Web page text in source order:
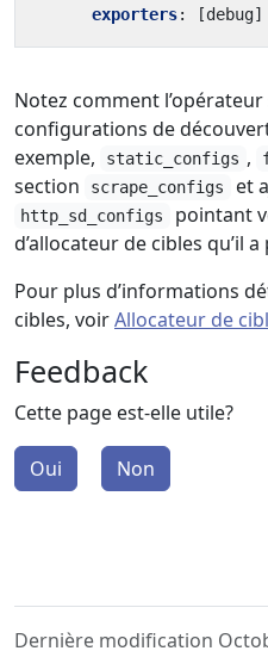
exporters: [debug]
Notez comment
configurations de
exemple,
static_configs ,
section
scrape_configs et
http_sd_configs
pointant
d’allocateur de cibles qu’il
Pour plus d’informations
cibles, voirAllocateur de
Feedback
Cette page est-elle utile?
Oui Non
Dernière modification